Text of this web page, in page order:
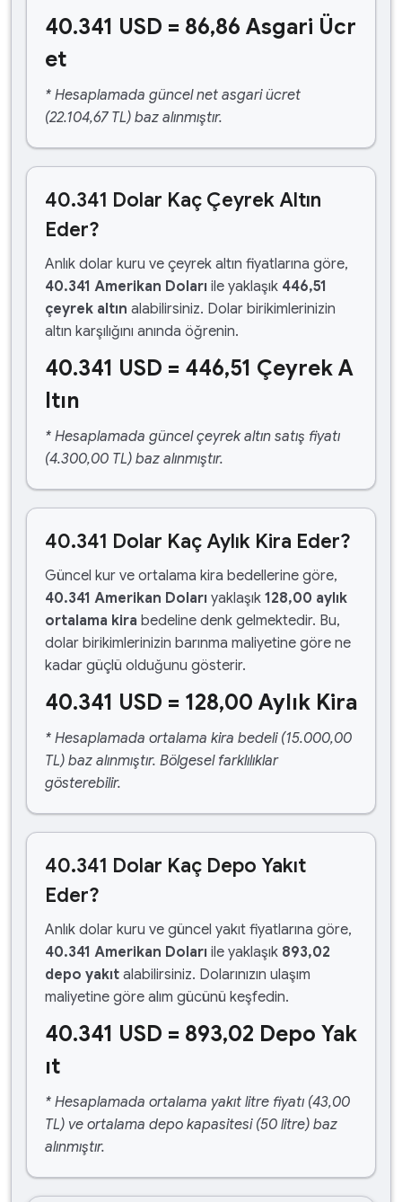
40.341 USD = 86,86 Asgari Ücr
et
* Hesaplamada güncel net asgari ücret
(22.104,67 TL) baz alınmıştır.
40.341 Dolar Kaç Çeyrek Altın
Eder?
Anlık dolar kuru ve çeyrek altın fiyatlarına göre,
40.341 Amerikan Doları ile yaklaşık 446,51
çeyrek altın alabilirsiniz. Dolar birikimlerinizin
altın karşılığını anında öğrenin.
40.341 USD = 446,51 Çeyrek A
ltın
* Hesaplamada güncel çeyrek altın satış fiyatı
(4.300,00 TL) baz alınmıştır.
40.341 Dolar Kaç Aylık Kira Eder?
Güncel kur ve ortalama kira bedellerine göre,
40.341 Amerikan Doları yaklaşık 128,00 aylık
ortalama kira bedeline denk gelmektedir. Bu,
dolar birikimlerinizin barınma maliyetine göre ne
kadar güçlü olduğunu gösterir.
40.341 USD = 128,00 Aylık Kira
* Hesaplamada ortalama kira bedeli (15.000,00
TL) baz alınmıştır. Bölgesel farklılıklar
gösterebilir.
40.341 Dolar Kaç Depo Yakıt
Eder?
Anlık dolar kuru ve güncel yakıt fiyatlarına göre,
40.341 Amerikan Doları ile yaklaşık 893,02
depo yakıt alabilirsiniz. Dolarınızın ulaşım
maliyetine göre alım gücünü keşfedin.
40.341 USD = 893,02 Depo Yak
ıt
* Hesaplamada ortalama yakıt litre fiyatı (43,00
TL) ve ortalama depo kapasitesi (50 litre) baz
alınmıştır.